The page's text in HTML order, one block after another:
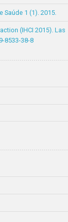
1 (1). 2015.
(IHCI 2015). Las
8533-38-8